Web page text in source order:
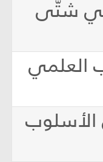
شتّى
العلمي